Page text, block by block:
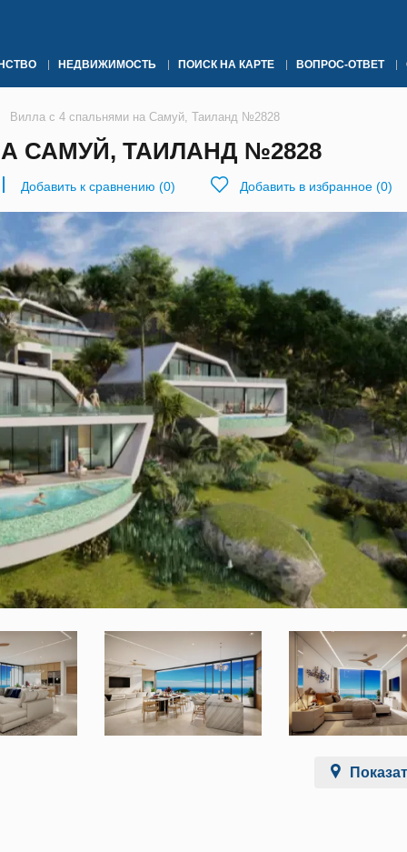
НЕДВИЖИМОСТЬ ПОИСК НА КАРТЕ ВОПРОС-ОТВЕТ
Вилла с 4 спальнями на Самуй, Таиланд №2828
САМУЙ, ТАИЛАНД №2828
Добавить к сравнению (0) Добавить в избранное (0)